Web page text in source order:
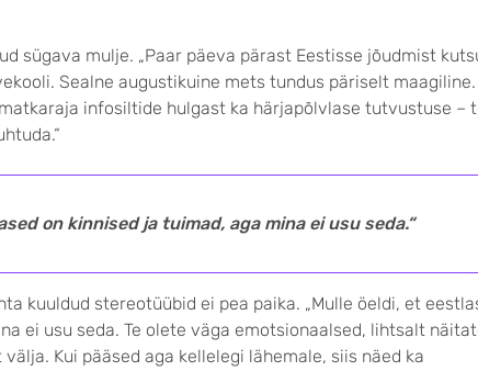
sügava mulje. „Paar päeva pärast Eestisse jõudmist
Sealne augusti­kuine mets tundus päriselt
info­siltide hulgast ka härjapõlvlase tutvus­tuse –
on kinnised ja tuimad, aga mina ei usu seda.“
kuuldud stereotüübid ei pea paika. „Mulle öeldi, et
ei usu seda. Te olete väga emotsionaalsed, lihtsalt
Kui pääsed aga kellelegi lähemale, siis näed ka